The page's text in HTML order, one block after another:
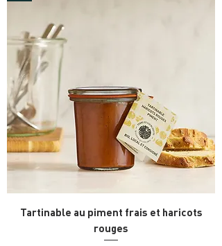
Tartinable au piment frais et haricots
rouges